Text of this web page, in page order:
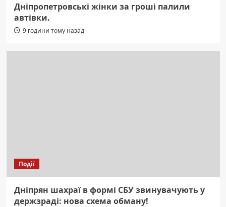
Дніпропетровські жінки за гроші палили
автівки.
9 години тому назад
Події
Дніпрян шахраї в формі СБУ звинувачують у
держзраді: нова схема обману!